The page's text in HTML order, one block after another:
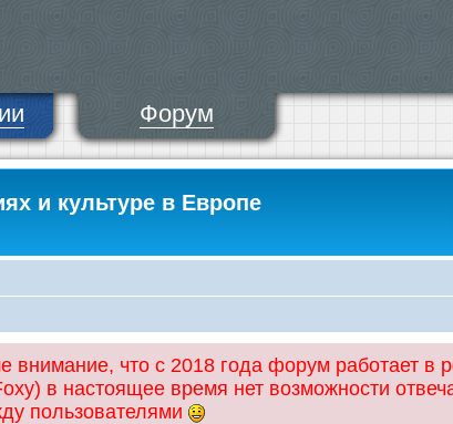
Форум
и культуре в Европе
что с 2018 года форум работает в
в настоящее время нет возможности
пользователями